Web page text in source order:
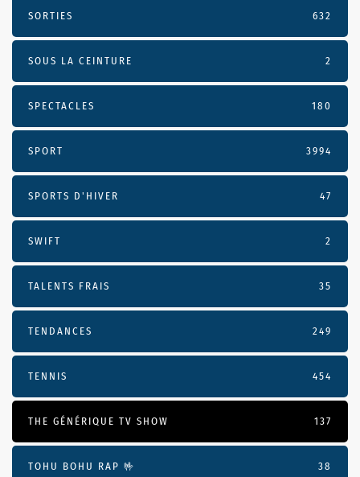
SORTIES 632
SOUS LA CEINTURE 2
SPECTACLES 180
SPORT 3994
SPORTS D'HIVER 47
SWIFT 2
TALENTS FRAIS 35
TENDANCES 249
TENNIS 454
THE GÉNÉRIQUE TV SHOW 137
TOHU BOHU RAP 🤟 38